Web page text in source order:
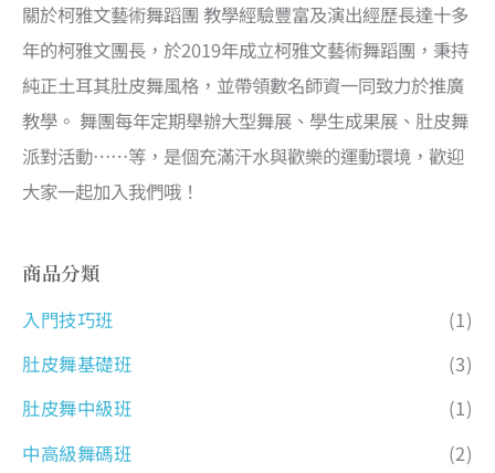
關於柯雅文藝術舞蹈團 教學經驗豐富及演出經歷長達十多
年的柯雅文團長，於2019年成立柯雅文藝術舞蹈團，秉持
純正土耳其肚皮舞風格，並帶領數名師資一同致力於推廣
教學。 舞團每年定期舉辦大型舞展、學生成果展、肚皮舞
派對活動……等，是個充滿汗水與歡樂的運動環境，歡迎
大家一起加入我們哦！
商品分類
入門技巧班
(1)
肚皮舞基礎班
(3)
肚皮舞中級班
(1)
中高級舞碼班
(2)